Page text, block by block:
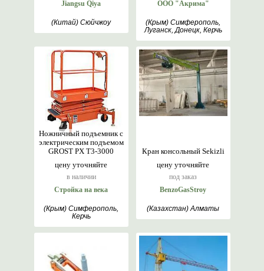
Jiangsu Qiya
(Китай) Сюйчжоу
ООО "Акрима"
(Крым) Симферополь,
Луганск, Донецк, Керчь
цену уточняйте
в наличии
Ножничный подъемник с
электрическим подъемом
GROST PX T3-3000
Стройка на века
(Крым) Симферополь,
Керчь
цену уточняйте
под заказ
Кран консольный Sekizli
BenzoGasStroy
(Казахстан) Алматы